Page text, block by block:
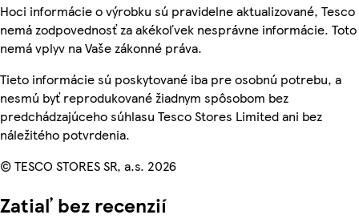
Hoci informácie o výrobku sú pravidelne aktualizované, Tesco
nemá zodpovednosť za akékoľvek nesprávne informácie. Toto
nemá vplyv na Vaše zákonné práva.
Tieto informácie sú poskytované iba pre osobnú potrebu, a
nesmú byť reprodukované žiadnym spôsobom bez
predchádzajúceho súhlasu Tesco Stores Limited ani bez
náležitého potvrdenia.
© TESCO STORES SR, a.s. 2026
Zatiaľ bez recenzií